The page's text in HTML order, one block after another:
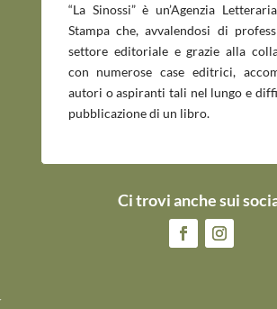
“La Sinossi” è un’Agenzia
Stampa che, avvalendosi di
settore editoriale e grazie alla
con numerose case editrici,
autori o aspiranti tali nel lungo e
pubblicazione di un libro.
Ci trovi anche sui